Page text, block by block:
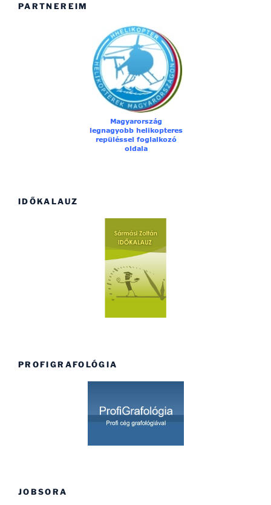
PARTNEREIM
IDŐKALAUZ
PROFIGRAFOLÓGIA
JOBSORA